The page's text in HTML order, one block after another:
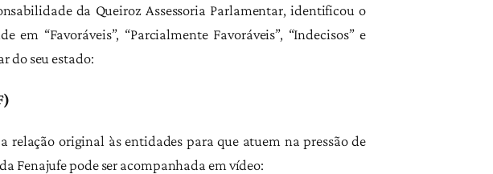
da Queiroz Assessoria Parlamentar, identificou o
“Favoráveis”, “Parcialmente Favoráveis”, “Indecisos” e
do seu estado:
original às entidades para que atuem na pressão de
Fenajufe pode ser acompanhada em vídeo: